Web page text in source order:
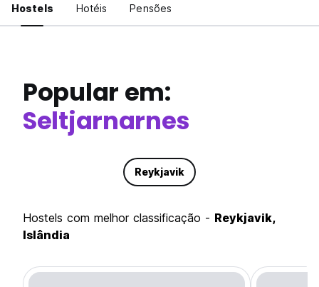
Hostels Hotéis Pensões
Popular em:
Seltjarnarnes
Reykjavik
hostels com melhor classificação - Reykjavik,
Islândia